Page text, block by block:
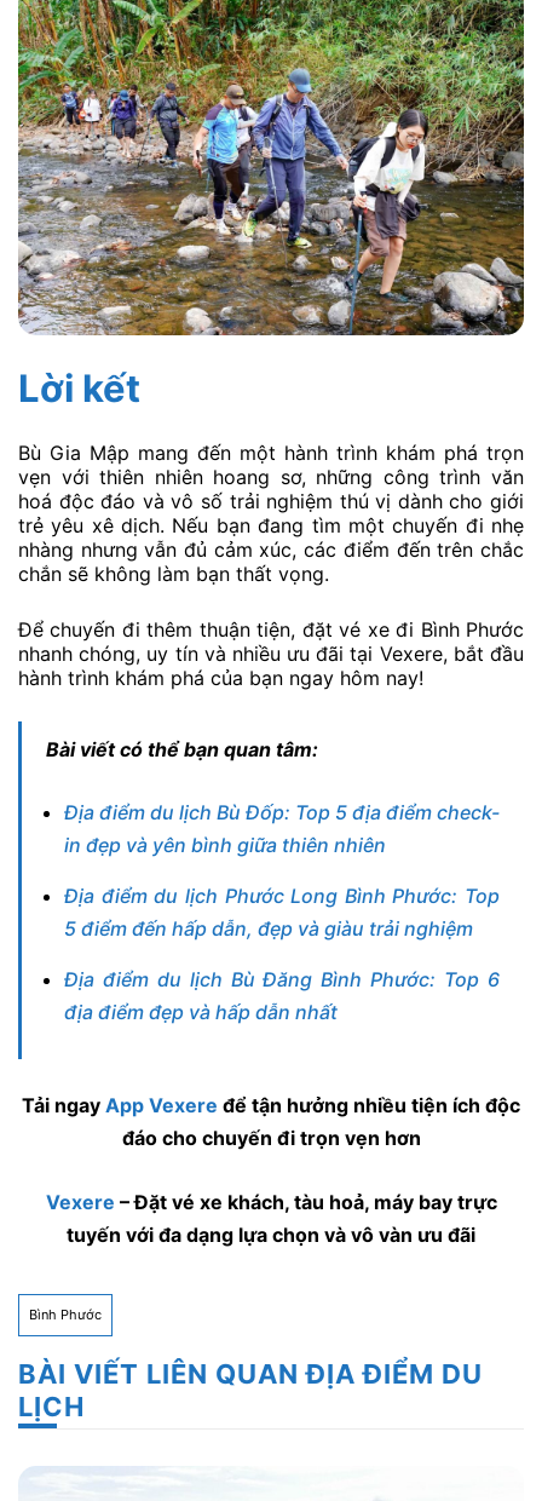
Lời kết
Bù Gia Mập mang đến một hành trình khám phá trọn
vẹn với thiên nhiên hoang sơ, những công trình văn
hoá độc đáo và vô số trải nghiệm thú vị dành cho giới
trẻ yêu xê dịch. Nếu bạn đang tìm một chuyến đi nhẹ
nhàng nhưng vẫn đủ cảm xúc, các điểm đến trên chắc
chắn sẽ không làm bạn thất vọng.
Để chuyến đi thêm thuận tiện, đặt vé xe đi Bình Phước
nhanh chóng, uy tín và nhiều ưu đãi tại Vexere, bắt đầu
hành trình khám phá của bạn ngay hôm nay!
Bài viết có thể bạn quan tâm:
Địa điểm du lịch Bù Đốp: Top 5 địa điểm check-
in đẹp và yên bình giữa thiên nhiên
Địa điểm du lịch Phước Long Bình Phước: Top
5 điểm đến hấp dẫn, đẹp và giàu trải nghiệm
Địa điểm du lịch Bù Đăng Bình Phước: Top 6
địa điểm đẹp và hấp dẫn nhất
Tải ngay App Vexere để tận hưởng nhiều tiện ích độc
đáo cho chuyến đi trọn vẹn hơn
Vexere – Đặt vé xe khách, tàu hoả, máy bay trực
tuyến với đa dạng lựa chọn và vô vàn ưu đãi
Bình Phước
BÀI VIẾT LIÊN QUAN ĐỊA ĐIỂM DU
LỊCH